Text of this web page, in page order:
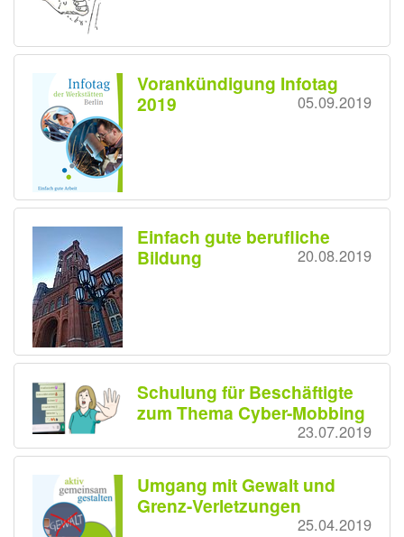
Vorankündigung Infotag
2019
05.09.2019
Einfach gute berufliche
Bildung
20.08.2019
Schulung für Beschäftigte
zum Thema Cyber-Mobbing
23.07.2019
Umgang mit Gewalt und
Grenz-Verletzungen
25.04.2019